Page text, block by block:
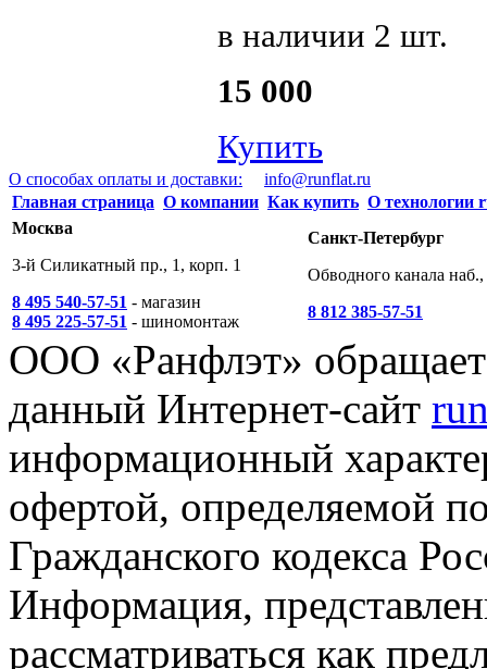
в наличии 2 шт.
15 000
Купить
О способах оплаты и доставки:
info@runflat.ru
Главная страница О компании Как купить О технологии
Москва
3-й Силикатный пр., 1, корп. 1
8 495 540-57-51 - магазин
8 495 225-57-51 - шиномонтаж
Санкт-Петербург
Обводного канала
8 812 385-57-51
ООО «Ранфлэт»
данный Интернет-сайт
информационный
офертой, определяемой
Гражданского кодекса
Информация,
рассматриваться как